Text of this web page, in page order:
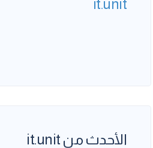
it.unit
الأحدث من it.unit